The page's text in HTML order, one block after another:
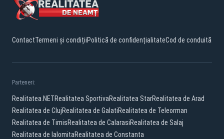
ContactTermeni și condițiiPolitică de confidențialitateCod de conduită
Parteneri:
Realitatea.NETRealitatea SportivaRealitatea StarRealitatea de Arad
Realitatea de ClujRealitatea de GalatiRealitatea de Teleorman
Realitatea de TimisRealitatea de CalarasiRealitatea de Salaj
Realitatea de IalomitaRealitatea de Constanta